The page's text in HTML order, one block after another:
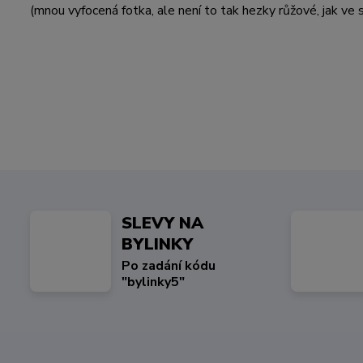
(mnou vyfocená fotka, ale není to tak hezky růžové, jak
SLEVY NA
BYLINKY
Po zadání kódu
"bylinky5"